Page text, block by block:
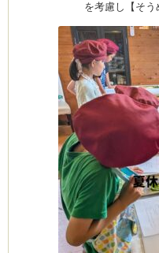
室・テイクア
を考慮し【そ